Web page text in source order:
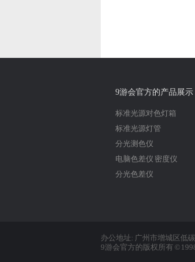
9游会官方的产品展示
标准光源对色灯箱
标准光源灯管
分光测色仪
电脑色差仪 密度仪
分光色差仪
办公地址: 广州市增城区低
9游会官方的版权所有 ©